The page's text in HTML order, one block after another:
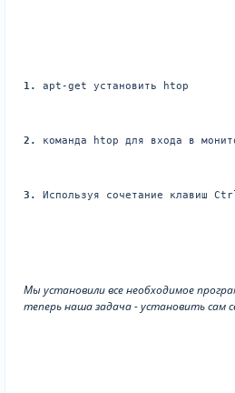
1. apt-get установить htop
2. команда htop для входа в
3. Используя сочетание клавиш
Мы установили все необходимое
теперь наша задача - установить сам